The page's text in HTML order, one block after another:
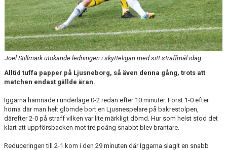
Joel Stillmark utökande ledningen i skytteligan med sitt straffmål idag.
Alltid tuffa papper på Ljusneborg, så även denna gång, trots att
matchen endast gällde äran.
Iggarna hamnade i underläge 0-2 redan efter 10 minuter. Först 1-0 efter
hörna där man helt glömde bort en Ljusnespelare på bakrestolpen,
därefter 2-0 på straff vilken var lite märkligt dömd. Hur som helst stod det
klart att uppförsbacken mot tre poäng snabbt blev brantare.
Reduceringen till 2-1 kom i den 29 minuten där Iggarna slagit en snabb